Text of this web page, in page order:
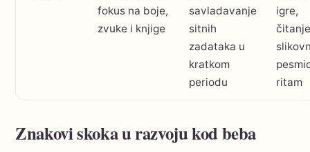
fokus na boje,
zvuke i knjige
savladavanje
sitnih
zadataka u
kratkom
periodu
igre,
čitanje
ritam
Znakovi skoka u razvoju kod beba